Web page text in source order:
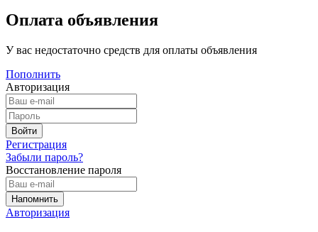
Оплата объявления
У вас недостаточно средств для оплаты объявления
Пополнить
Авторизация
Регистрация
Забыли пароль?
Восстановление пароля
Авторизация